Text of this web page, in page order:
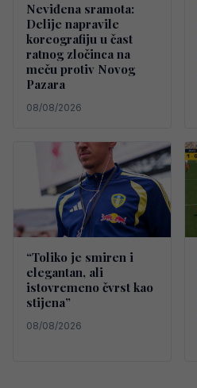
Neviđena sramota:
Delije napravile
koreografiju u čast
ratnog zločinca na
meču protiv Novog
Pazara
08/08/2026
“Toliko je smiren i
elegantan, ali
istovremeno čvrst kao
stijena”
08/08/2026